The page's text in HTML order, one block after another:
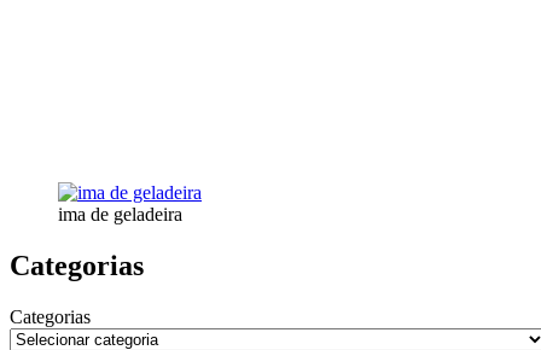
ima de geladeira
Categorias
Categorias